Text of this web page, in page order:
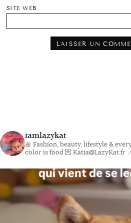
SITE WEB
iamlazykat
🎀 Fashion, beauty, lifestyle &
color is food💌 Katia@LazyKat.fr